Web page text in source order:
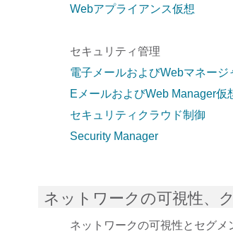
Webアプライアンス仮想
セキュリティ管理
電子メールおよびWebマネージ
EメールおよびWeb Manager仮
セキュリティクラウド制御
Security Manager
ネットワークの可視性、
ネットワークの可視性とセグメ